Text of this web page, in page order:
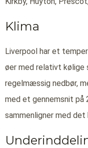
Klima
Liverpool har et
øer med relativt kølige
regelmæssig nedbør,
med et gennemsnit på
sammenligner med